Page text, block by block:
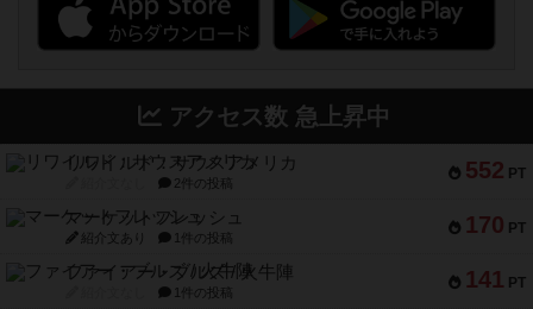
アクセス数 急上昇中
552 PT
リワイルド：サウスアメリカ
2件の投稿
170 PT
マーケットフレッシュ
紹介文あり 1件の投稿
141 PT
ファイアー・ブルズ / 火牛陣
1件の投稿